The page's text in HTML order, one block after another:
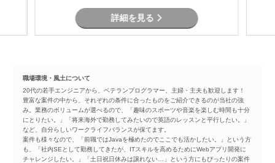
詳細を見る
職場環境・風土について
20代の若手エンジニアから、ベテランプログラマー、主婦・主夫も歓迎します！
豊富な案件の中から、それぞれの条件に合ったものをご紹介できるのが当社の強
み。業務のボリュームが選べるので、「趣味のスポーツや音楽を楽しむ時間も十分
にとりたい。」「将来海外で勤務してみたいので英語のレッスンと平行したい。」
など、自分らしいワークライフバランスが保てます。
案件も様々なので、「前職ではJavaを極めたのでここでも活かしたい。」という方
も、「社内SEとして勤務してきたが、ITスキルを高めるためにWebアプリ開発に
チャレンジしたい。」「土日祝日休みは譲れない…」という方にもぴったりの案件